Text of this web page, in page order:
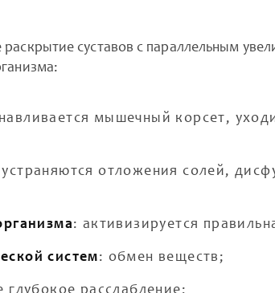
суставов с параллельным
мышечный корсет,
устраняются отложения солей,
: активизируется
систем: обмен веществ;